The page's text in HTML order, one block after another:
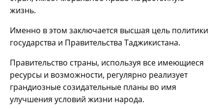
жизнь.
Именно в этом заключается высшая цель политики
государства и Правительства Таджикистана.
Правительство страны, используя все имеющиеся
ресурсы и возможности, регулярно реализует
грандиозные созидательные планы во имя
улучшения условий жизни народа.